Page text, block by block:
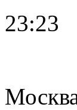
23:23